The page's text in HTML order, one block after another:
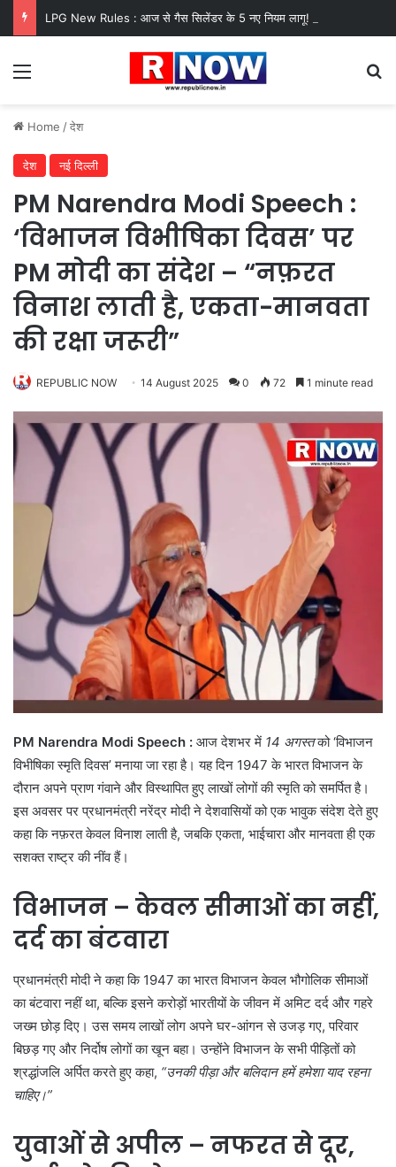
Menu
Home /देश
देश नई दिल्ली
PM Narendra Modi Speech :
‘विभाजन विभीषिका दिवस’ पर
PM मोदी का संदेश – “नफ़रत
विनाश लाती है, एकता-मानवता
की रक्षा जरूरी”
REPUBLIC NOW 14 August 2025 0 72 1 minute read
PM Narendra Modi Speech : आज देशभर में 14 अगस्तको ‘विभाजन
विभीषिका स्मृति दिवस’ मनाया जा रहा है। यह दिन 1947 के भारत विभाजन के
दौरान अपने प्राण गंवाने और विस्थापित हुए लाखों लोगों की स्मृति को समर्पित है।
इस अवसर पर प्रधानमंत्री नरेंद्र मोदी ने देशवासियों को एक भावुक संदेश देते हुए
कहा कि नफ़रत केवल विनाश लाती है, जबकि एकता, भाईचारा और मानवता ही एक
सशक्त राष्ट्र की नींव हैं।
विभाजन – केवल सीमाओं का नहीं,
दर्द का बंटवारा
प्रधानमंत्री मोदी ने कहा कि 1947 का भारत विभाजन केवल भौगोलिक सीमाओं
का बंटवारा नहीं था, बल्कि इसने करोड़ों भारतीयों के जीवन में अमिट दर्द और गहरे
जख्म छोड़ दिए। उस समय लाखों लोग अपने घर-आंगन से उजड़ गए, परिवार
बिछड़ गए और निर्दोष लोगों का खून बहा। उन्होंने विभाजन के सभी पीड़ितों को
श्रद्धांजलि अर्पित करते हुए कहा, “उनकी पीड़ा और बलिदान हमें हमेशा याद रहना
चाहिए।”
युवाओं से अपील – नफरत से दूर,